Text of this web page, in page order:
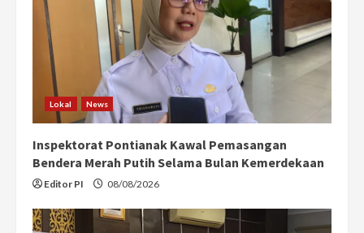
Lokal News
Inspektorat Pontianak Kawal Pemasangan
Bendera Merah Putih Selama Bulan Kemerdekaan
Editor PI 08/08/2026